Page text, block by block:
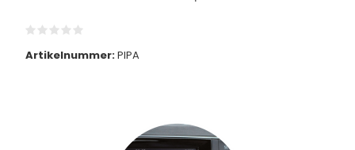
Artikelnummer:PIPA